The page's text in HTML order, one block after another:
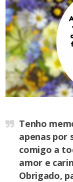
Tenho
apenas por
comigo a
amor e
Obrigado,